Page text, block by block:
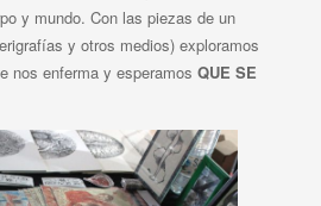
y mundo. Con las piezas de un
y otros medios) exploramos
nos enferma y esperamos QUE SE